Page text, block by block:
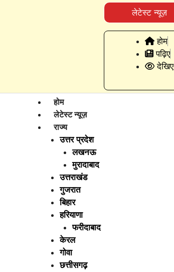
लेटेस्ट न्यूज़
होम
पढ़िए
देखिए
होम
लेटेस्ट न्यूज़
राज्य
उत्तर प्रदेश
लखनऊ
मुरादाबाद
उत्तराखंड
गुजरात
बिहार
हरियाणा
फरीदाबाद
केरल
गोवा
छत्तीसगढ़